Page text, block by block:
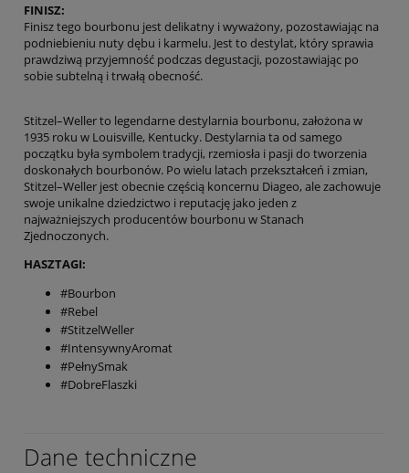
FINISZ:
Finisz tego bourbonu jest delikatny i wyważony, pozostawiając na
podniebieniu nuty dębu i karmelu. Jest to destylat, który sprawia
prawdziwą przyjemność podczas degustacji, pozostawiając po
sobie subtelną i trwałą obecność.
Stitzel–Weller to legendarne destylarnia bourbonu, założona w
1935 roku w Louisville, Kentucky. Destylarnia ta od samego
początku była symbolem tradycji, rzemiosła i pasji do tworzenia
doskonałych bourbonów. Po wielu latach przekształceń i zmian,
Stitzel–Weller jest obecnie częścią koncernu Diageo, ale zachowuje
swoje unikalne dziedzictwo i reputację jako jeden z
najważniejszych producentów bourbonu w Stanach
Zjednoczonych.
HASZTAGI:
#Bourbon
#Rebel
#StitzelWeller
#IntensywnyAromat
#PełnySmak
#DobreFlaszki
Dane techniczne